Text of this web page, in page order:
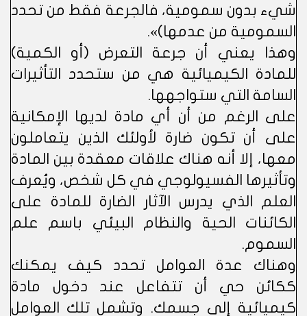
شيء بدون سمومية، فالجرعة فقط من تحدد
السمومية من عدمها)».
وهذا يعني أن جرعة التعرض (أو الكمية)
للمادة الكيميائية هي من ستحدد التأثيرات
السامة التي ستواجهها.
على الرغم من أن أي مادة لديها الإمكانية
على أن تكون ضارة لأولئك الذين يتعاملون
معها، إلا أنه هناك علاقات معقدة بين المادة
وتأثيرها الفسيولوجي في كل شخص، ويُعرف
العلم الذي يدرس الآثار الضارة للمادة على
الكائنات الحية والنظام البيئي باسم علم
السموم.
وهناك عدة العوامل تحدد كيف يمكنك
ككائن حي أن تتفاعل عند دخول مادة
كيميائية إلى جسمك. وتشمل تلك العوامل